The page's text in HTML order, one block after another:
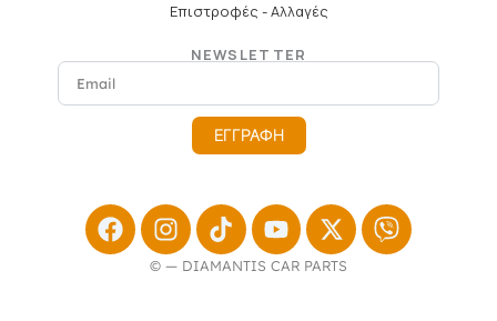
Επιστροφές - Αλλαγές
NEWSLETTER
Email
ΕΓΓΡΑΦΗ
FacebookInstagram
TiktokYoutube
X-
twitter
Viber
© — DIAMANTIS CAR PARTS